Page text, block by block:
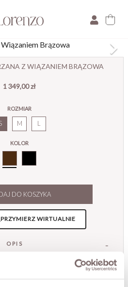
Z WIĄZANIEM BRĄZOWA
1 349,00 zł
ROZMIAR
M L
KOLOR
DO KOSZYKA
PRZYMIERZ WIRTUALNIE
OPIS
i niezwykle stylowa propozycja,